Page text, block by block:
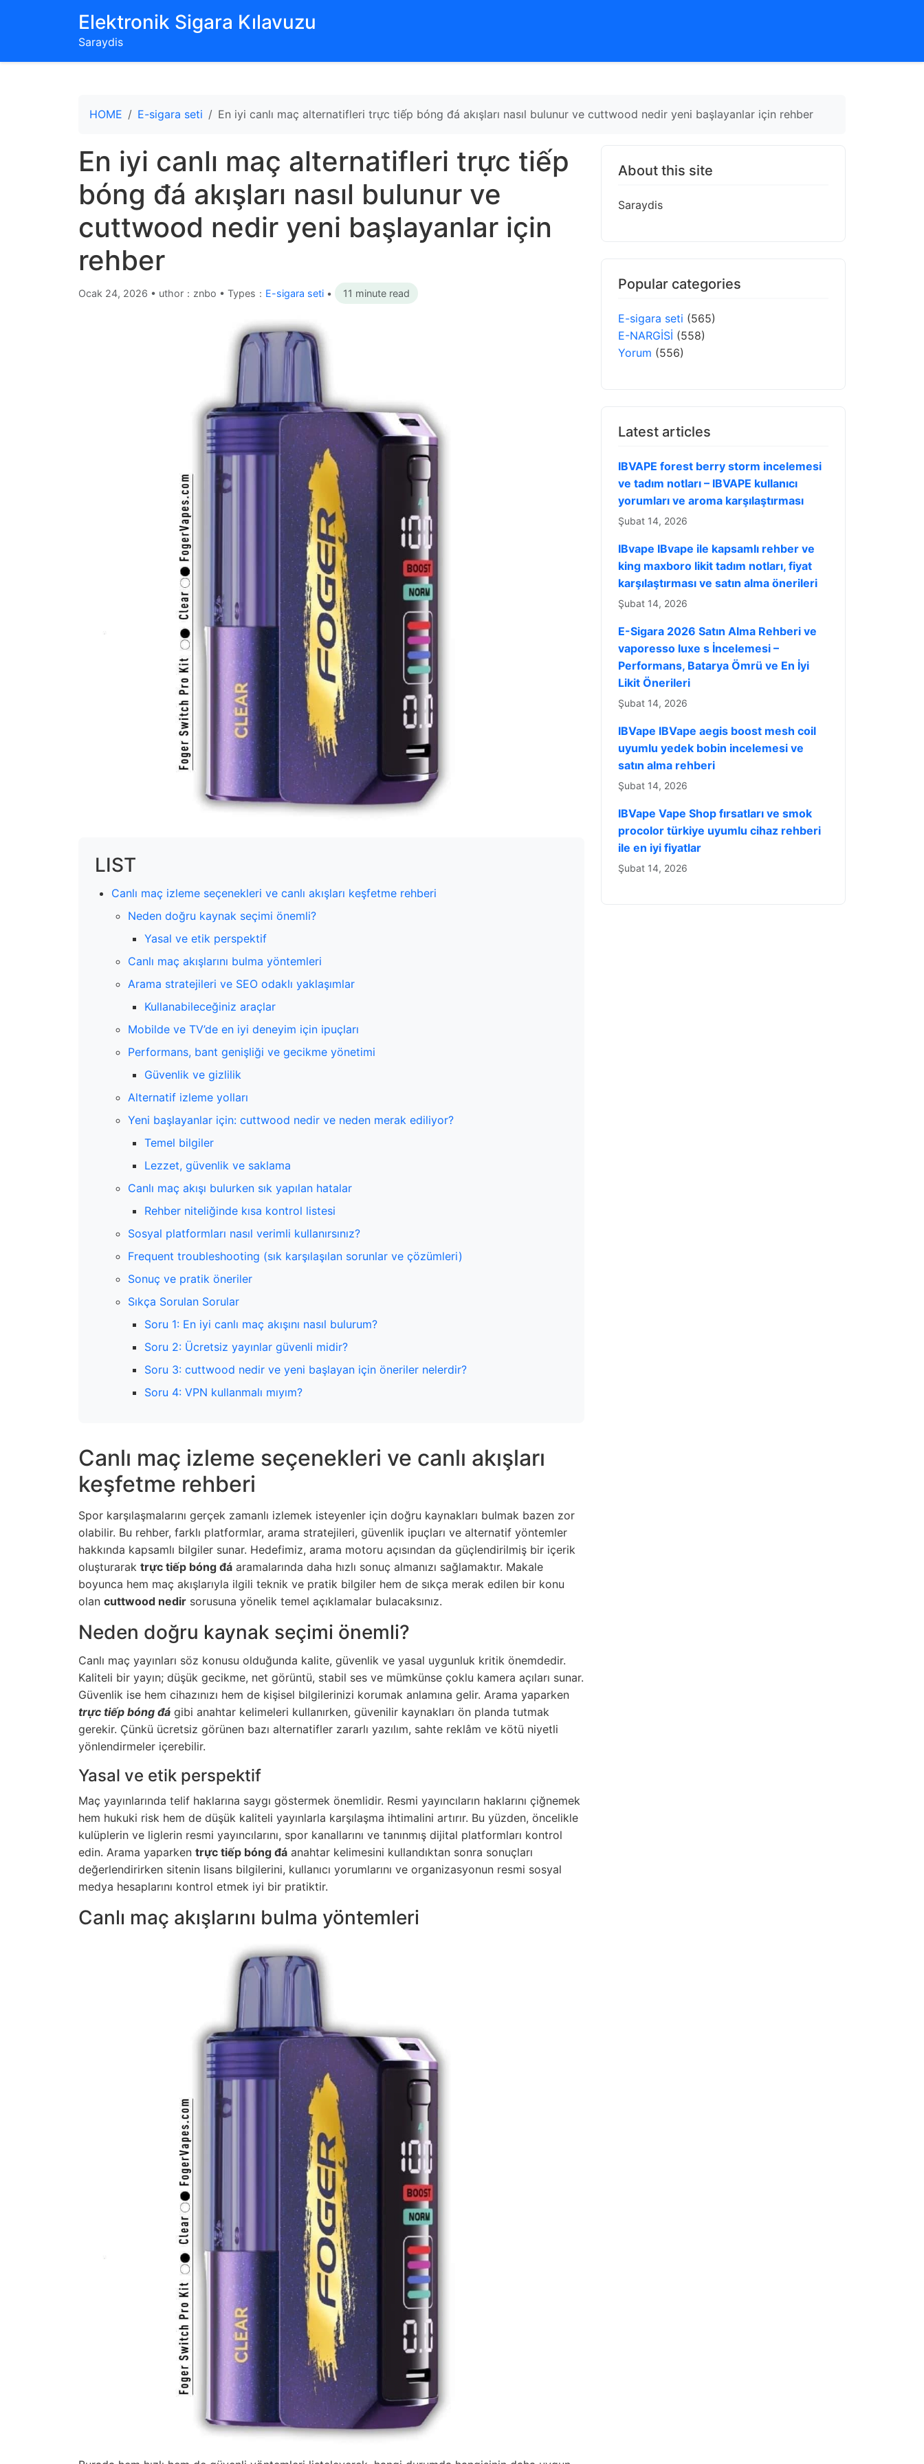
‌Elektronik Sigara Kılavuzu‌
Saraydis
HOME E-sigara seti En iyi canlı maç alternatifleri trực tiếp bóng đá akışları nasıl bulunur ve cuttwood nedir yeni başlayanlar için rehber
En iyi canlı maç alternatifleri trực tiếp
bóng đá akışları nasıl bulunur ve
cuttwood nedir yeni başlayanlar için
rehber
Ocak 24, 2026 • uthor：znbo • Types： E-sigara seti • 11 minute read
LIST
Canlı maç izleme seçenekleri ve canlı akışları keşfetme rehberi
Neden doğru kaynak seçimi önemli?
Yasal ve etik perspektif
Canlı maç akışlarını bulma yöntemleri
Arama stratejileri ve SEO odaklı yaklaşımlar
Kullanabileceğiniz araçlar
Mobilde ve TV’de en iyi deneyim için ipuçları
Performans, bant genişliği ve gecikme yönetimi
Güvenlik ve gizlilik
Alternatif izleme yolları
Yeni başlayanlar için: cuttwood nedir ve neden merak ediliyor?
Temel bilgiler
Lezzet, güvenlik ve saklama
Canlı maç akışı bulurken sık yapılan hatalar
Rehber niteliğinde kısa kontrol listesi
Sosyal platformları nasıl verimli kullanırsınız?
Frequent troubleshooting (sık karşılaşılan sorunlar ve çözümleri)
Sonuç ve pratik öneriler
Sıkça Sorulan Sorular
Soru 1: En iyi canlı maç akışını nasıl bulurum?
Soru 2: Ücretsiz yayınlar güvenli midir?
Soru 3: cuttwood nedir ve yeni başlayan için öneriler nelerdir?
Soru 4: VPN kullanmalı mıyım?
Canlı maç izleme seçenekleri ve canlı akışları
keşfetme rehberi
Spor karşılaşmalarını gerçek zamanlı izlemek isteyenler için doğru kaynakları bulmak bazen zor
olabilir. Bu rehber, farklı platformlar, arama stratejileri, güvenlik ipuçları ve alternatif yöntemler
hakkında kapsamlı bilgiler sunar. Hedefimiz, arama motoru açısından da güçlendirilmiş bir içerik
oluşturarak trực tiếp bóng đá aramalarında daha hızlı sonuç almanızı sağlamaktır. Makale
boyunca hem maç akışlarıyla ilgili teknik ve pratik bilgiler hem de sıkça merak edilen bir konu
olan cuttwood nedir sorusuna yönelik temel açıklamalar bulacaksınız.
Neden doğru kaynak seçimi önemli?
Canlı maç yayınları söz konusu olduğunda kalite, güvenlik ve yasal uygunluk kritik önemdedir.
Kaliteli bir yayın; düşük gecikme, net görüntü, stabil ses ve mümkünse çoklu kamera açıları sunar.
Güvenlik ise hem cihazınızı hem de kişisel bilgilerinizi korumak anlamına gelir. Arama yaparken
trực tiếp bóng đá gibi anahtar kelimeleri kullanırken, güvenilir kaynakları ön planda tutmak
gerekir. Çünkü ücretsiz görünen bazı alternatifler zararlı yazılım, sahte reklâm ve kötü niyetli
yönlendirmeler içerebilir.
Yasal ve etik perspektif
Maç yayınlarında telif haklarına saygı göstermek önemlidir. Resmi yayıncıların haklarını çiğnemek
hem hukuki risk hem de düşük kaliteli yayınlarla karşılaşma ihtimalini artırır. Bu yüzden, öncelikle
kulüplerin ve liglerin resmi yayıncılarını, spor kanallarını ve tanınmış dijital platformları kontrol
edin. Arama yaparken trực tiếp bóng đá anahtar kelimesini kullandıktan sonra sonuçları
değerlendirirken sitenin lisans bilgilerini, kullanıcı yorumlarını ve organizasyonun resmi sosyal
medya hesaplarını kontrol etmek iyi bir pratiktir.
Canlı maç akışlarını bulma yöntemleri
About this site
Saraydis
Popular categories
E-sigara seti (565)
E-NARGİSİ (558)
Yorum (556)
Latest articles
IBVAPE forest berry storm incelemesi
ve tadım notları – IBVAPE kullanıcı
yorumları ve aroma karşılaştırması
Şubat 14, 2026
IBvape IBvape ile kapsamlı rehber ve
king maxboro likit tadım notları, fiyat
karşılaştırması ve satın alma önerileri
Şubat 14, 2026
E-Sigara 2026 Satın Alma Rehberi ve
vaporesso luxe s İncelemesi –
Performans, Batarya Ömrü ve En İyi
Likit Önerileri
Şubat 14, 2026
IBVape IBVape aegis boost mesh coil
uyumlu yedek bobin incelemesi ve
satın alma rehberi
Şubat 14, 2026
IBVape Vape Shop fırsatları ve smok
procolor türkiye uyumlu cihaz rehberi
ile en iyi fiyatlar
Şubat 14, 2026